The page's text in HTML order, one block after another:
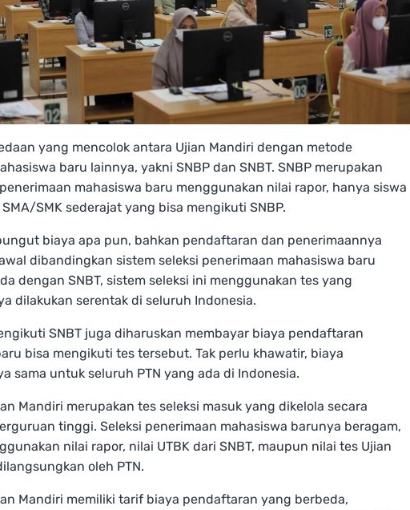
yang mencolok antara Ujian Mandiri dengan metode
baru lainnya, yakni SNBP dan SNBT. SNBP merupakan
mahasiswa baru menggunakan nilai rapor, hanya siswa
SMK sederajat yang bisa mengikuti SNBP.
biaya apa pun, bahkan pendaftaran dan penerimaannya
dibandingkan sistem seleksi penerimaan mahasiswa baru
dengan SNBT, sistem seleksi ini menggunakan tes yang
dilakukan serentak di seluruh Indonesia.
SNBT juga diharuskan membayar biaya pendaftaran
bisa mengikuti tes tersebut. Tak perlu khawatir, biaya
sama untuk seluruh PTN yang ada di Indonesia.
Mandiri merupakan tes seleksi masuk yang dikelola secara
tinggi. Seleksi penerimaan mahasiswa barunya beragam,
nilai rapor, nilai UTBK dari SNBT, maupun nilai tes Ujian
oleh PTN.
Mandiri memiliki tarif biaya pendaftaran yang berbeda,